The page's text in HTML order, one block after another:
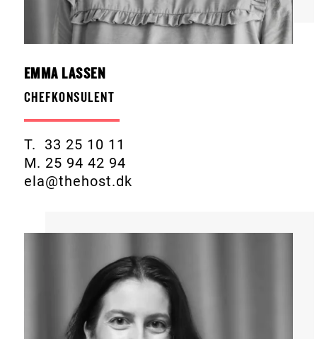
EMMA LASSEN
CHEFKONSULENT
T. 33 25 10 11
M. 25 94 42 94
ela@thehost.dk